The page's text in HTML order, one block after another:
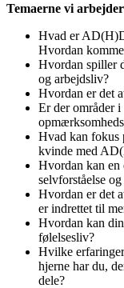
Temaerne vi
Hvad er
Hvordan
Hvordan spiller
og arbejdsliv?
Hvordan er det
Er der områder
Hvad kan fokus
kvinde med
Hvordan kan en
selvforståelse
Hvordan er det
er indrettet til
Hvordan kan
følelsesliv?
Hvilke
hjerne har du,
dele?